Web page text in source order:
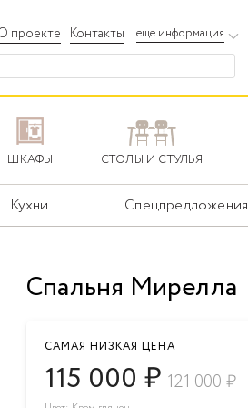
проекте Контакты еще информация
ШКАФЫ СТОЛЫ И СТУЛЬЯ
Кухни Спецпредложения
Спальня Мирелла
САМАЯ НИЗКАЯ ЦЕНА
115 000 ₽ 121 000₽